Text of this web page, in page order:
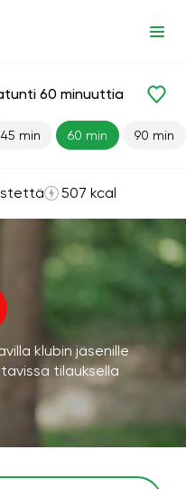
60 minuuttia
45 min 60 min 90 min
507 kcal
klubin jäsenille
tilauksella